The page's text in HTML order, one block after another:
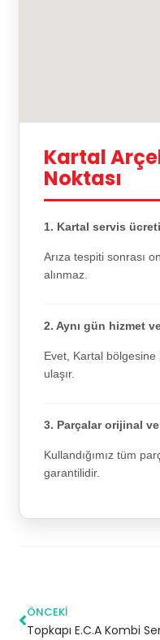
Kartal
Noktası
1. Kartal servis
Arıza tespiti sonrası
alınmaz.
2. Aynı gün hizmet
Evet, Kartal
ulaşır.
3. Parçalar orijinal
Kullandığımız tüm
garantilidir.
ÖNCEKI